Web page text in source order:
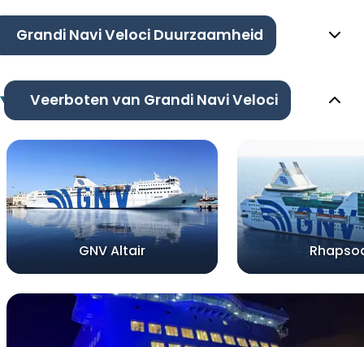
Grandi Navi Veloci Duurzaamheid
Veerboten van Grandi Navi Veloci
GNV Altair